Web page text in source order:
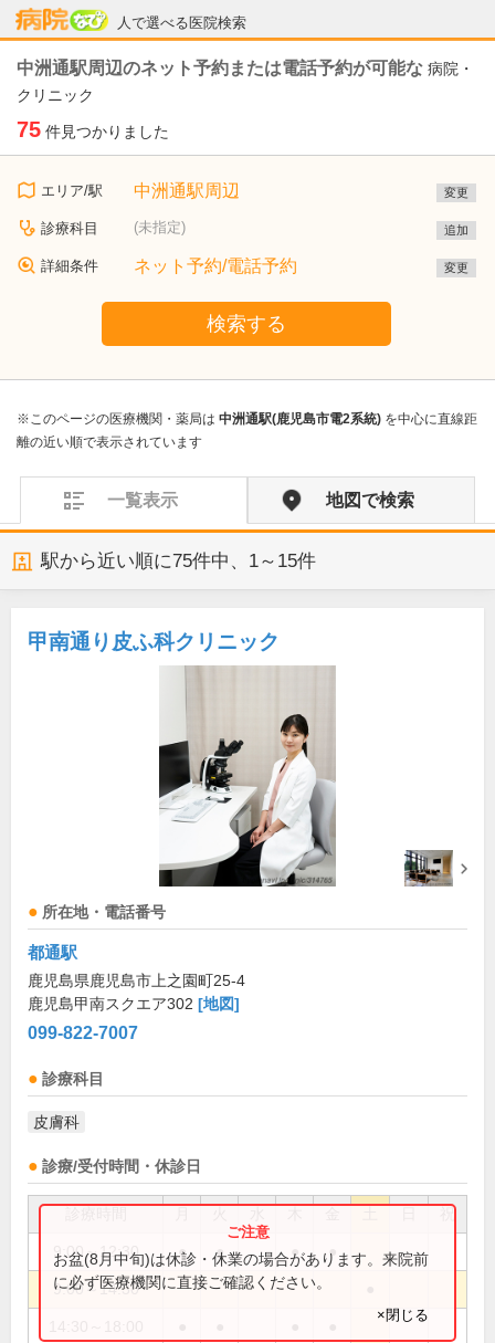
人で選べる医院検索
病院なび
中洲通駅周辺のネット予約または電話予約が可能な 病院・
クリニック
75 件見つかりました
エリア/駅 中洲通駅周辺 変更
診療科目 (未指定) 追加
詳細条件 ネット予約/電話予約 変更
検索する
※このページの医療機関・薬局は 中洲通駅(鹿児島市電2系統) を中心に直線距
離の近い順で表示されています
一覧表示 地図で検索
駅から近い順に75件中、 1～15件
甲南通り皮ふ科クリニック
所在地・電話番号
都通駅
鹿児島県鹿児島市上之園町25-4
鹿児島甲南スクエア302 [地図]
099-822-7007
診療科目
皮膚科
診療/受付時間・休診日
祝
9:00～12:30 ● ● ● ●
9:00～14:30
お盆(8月中旬)は休診・休業の場合があります。来院前
に必ず医療機関に直接ご確認ください。
×閉じる